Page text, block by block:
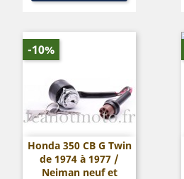
Honda 350 CB G Twin
de 1974 à 1977 /
Neiman neuf et
-10%